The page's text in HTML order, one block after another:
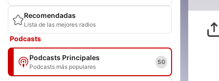
Recomendadas
Lista de las mejores radios
Podcasts
Podcasts Principales
Podcasts más populares
50